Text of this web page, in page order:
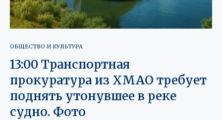
ОБЩЕСТВО И КУЛЬТУРА
13:00 Транспортная
прокуратура из ХМАО требует
поднять утонувшее в реке
судно. Фото